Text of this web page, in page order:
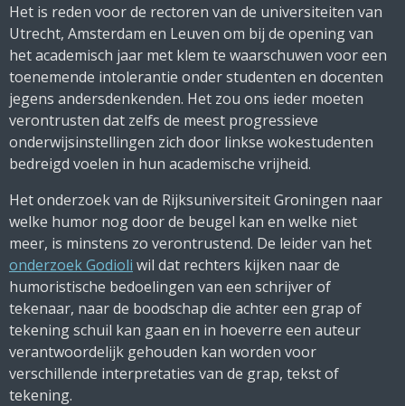
Het is reden voor de rectoren van de universiteiten van
Utrecht, Amsterdam en Leuven om bij de opening van
het academisch jaar met klem te waarschuwen voor een
toenemende intolerantie onder studenten en docenten
jegens andersdenkenden. Het zou ons ieder moeten
verontrusten dat zelfs de meest progressieve
onderwijsinstellingen zich door linkse wokestudenten
bedreigd voelen in hun academische vrijheid.
Het onderzoek van de Rijksuniversiteit Groningen naar
welke humor nog door de beugel kan en welke niet
meer, is minstens zo verontrustend. De leider van het
onderzoek Godioli wil dat rechters kijken naar de
humoristische bedoelingen van een schrijver of
tekenaar, naar de boodschap die achter een grap of
tekening schuil kan gaan en in hoeverre een auteur
verantwoordelijk gehouden kan worden voor
verschillende interpretaties van de grap, tekst of
tekening.